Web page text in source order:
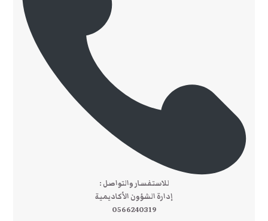
للاستفسار والتواصل :
إدارة الشؤون الأكاديمية
0566240319